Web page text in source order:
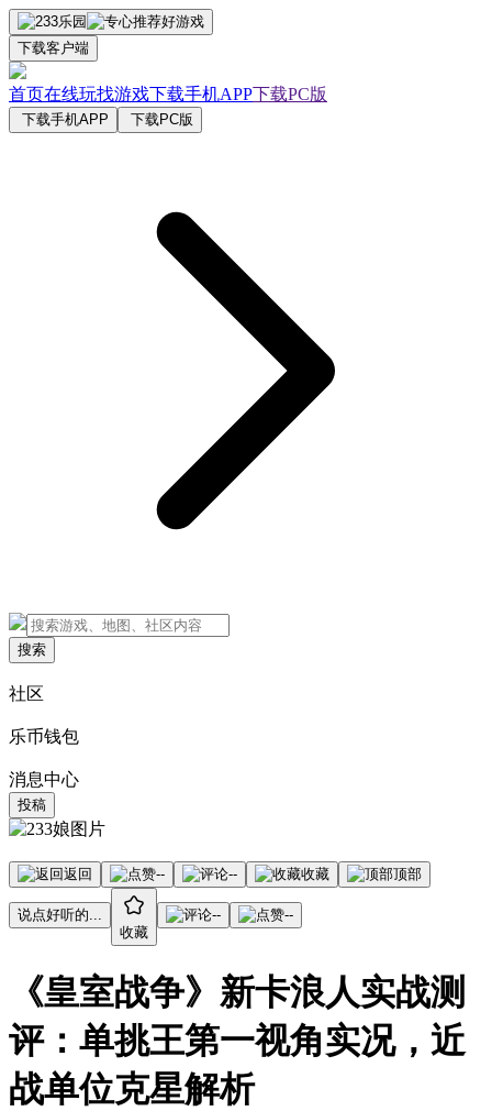
下载客户端
首页在线玩找游戏下载手机APP下载PC版
下载手机APP 下载PC版
搜索
社区
乐币钱包
消息中心
投稿
返回 -- -- 收藏 顶部
说点好听的...
收藏
-- --
《皇室战争》新卡浪人实战测
评：单挑王第一视角实况，近
战单位克星解析